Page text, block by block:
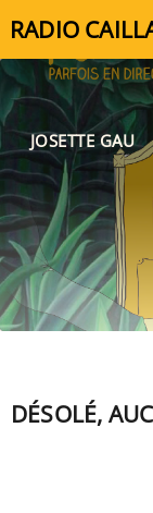
RADIO
JOSETTE GAU
DÉSOLÉ,